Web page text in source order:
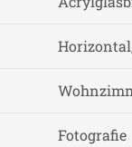
Fotografie